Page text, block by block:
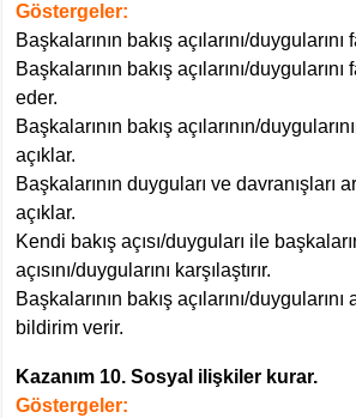
Göstergeler:
Başkalarının bakış açılarını/duygularını
Başkalarının bakış açılarını/
eder.
Başkalarının bakış açılarının/
açıklar.
Başkalarının duyguları ve davranışları
açıklar.
Kendi bakış açısı/duyguları ile
açısını/duygularını karşılaştırır.
Başkalarının bakış açılarını/
bildirim verir.
Kazanım 10. Sosyal ilişkiler kurar.
Göstergeler: